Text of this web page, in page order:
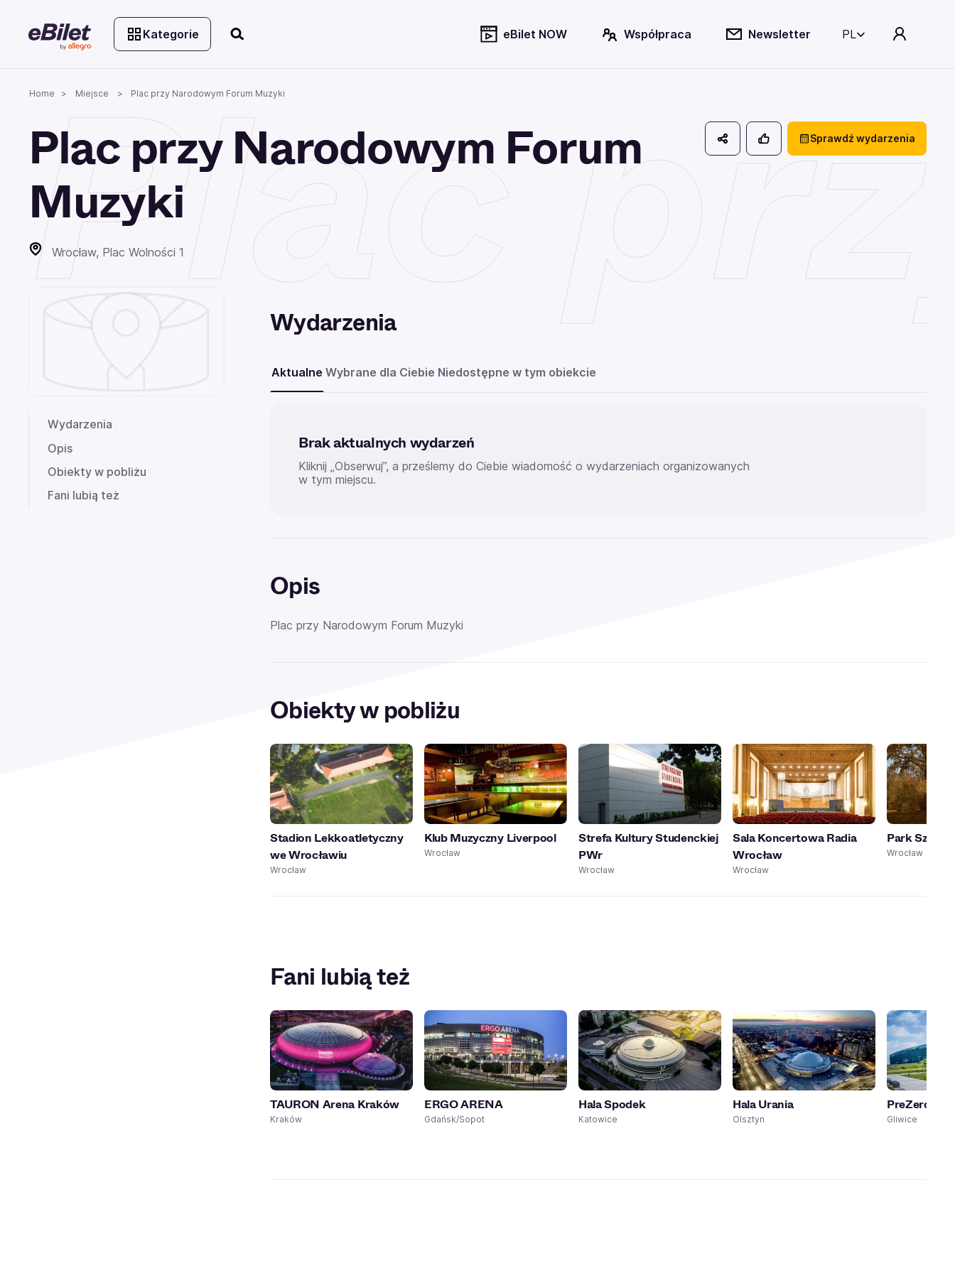
Kategorie eBilet NOW Współpraca Newsletter PL
Home Miejsce Plac przy Narodowym Forum Muzyki
Plac
Plac przy Narodowym Forum
Muzyki
Wrocław, Plac Wolności 1
Sprawdź wydarzenia
Wydarzenia
Opis
Obiekty w pobliżu
Fani lubią też
Wydarzenia
Aktualne Wybrane dla Ciebie Niedostępne w tym obiekcie
Brak aktualnych wydarzeń
Kliknij „Obserwuj”, a prześlemy do Ciebie wiadomość o wydarzeniach organizowanych
w tym miejscu.
Opis
Plac przy Narodowym Forum Muzyki
Obiekty w pobliżu
Stadion Lekkoatletyczny
we Wrocławiu
Wrocław
Klub Muzyczny Liverpool
Wrocław
Strefa Kultury Studenckiej
PWr
Wrocław
Sala Koncertowa Radia
Wrocław
Wrocław
Park
Wrocław
Fani lubią też
TAURON Arena Kraków
Kraków
ERGO ARENA
Gdańsk/Sopot
Hala Spodek
Katowice
Hala Urania
Olsztyn
PreZero
Gliwice